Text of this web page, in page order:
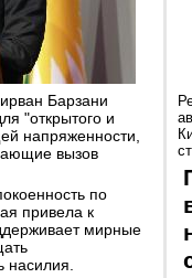
Барзани
"открытого и
напряженности,
вызов
по
привела к
мирные
насилия.